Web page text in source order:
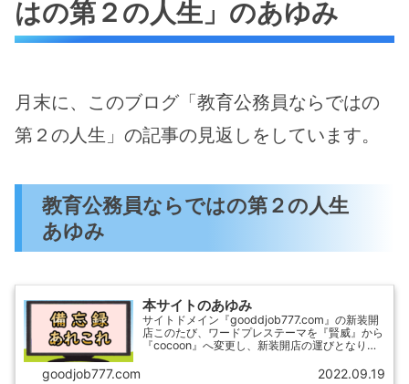
はの第２の人生」のあゆみ
月末に、このブログ「教育公務員ならではの
第２の人生」の記事の見返しをしています。
教育公務員ならではの第２の人生
あゆみ
本サイトのあゆみ
サイトドメイン『gooddjob777.com』の新装開
店このたび、ワードプレステーマを『賢威』から
『cocoon』へ変更し、新装開店の運びとなりま
で、御用事のない方は、退出されて下さい。
goodjob777.com 2022.09.19